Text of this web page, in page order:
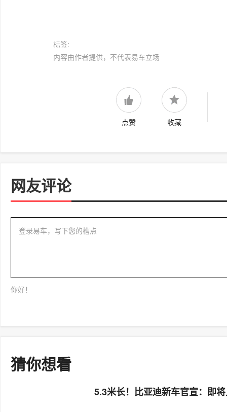
标签:
内容由作者提供，不代表易车立场
点赞 收藏
网友评论
登录易车，写下您的槽点
你好！
猜你想看
5.3米长！比亚迪新车官宣：即